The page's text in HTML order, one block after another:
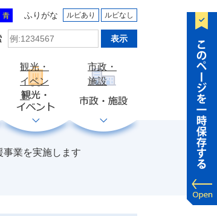
青 ふりがな ルビあり ルビなし
ID
検
観光・
イベン
ト
市政・
施設
業を実施します